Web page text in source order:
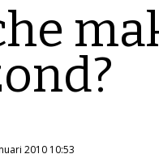
2010 10:53